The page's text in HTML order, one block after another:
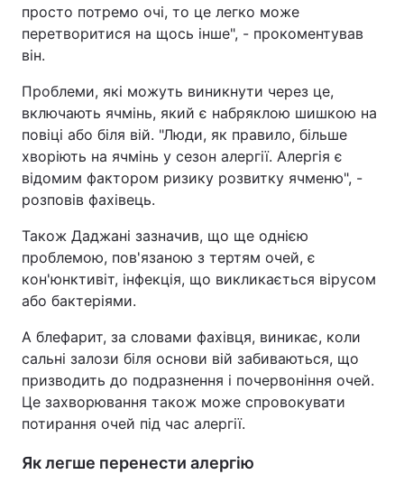
просто потремо очі, то це легко може
перетворитися на щось інше", - прокоментував
він.
Проблеми, які можуть виникнути через це,
включають ячмінь, який є набряклою шишкою на
повіці або біля вій. "Люди, як правило, більше
хворіють на ячмінь у сезон алергії. Алергія є
відомим фактором ризику розвитку ячменю", -
розповів фахівець.
Також Даджані зазначив, що ще однією
проблемою, пов'язаною з тертям очей, є
кон'юнктивіт, інфекція, що викликається вірусом
або бактеріями.
А блефарит, за словами фахівця, виникає, коли
сальні залози біля основи вій забиваються, що
призводить до подразнення і почервоніння очей.
Це захворювання також може спровокувати
потирання очей під час алергії.
Як легше перенести алергію